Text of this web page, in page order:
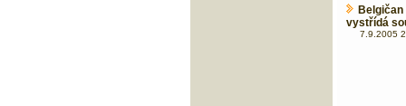
vystřídá
7.9.2005